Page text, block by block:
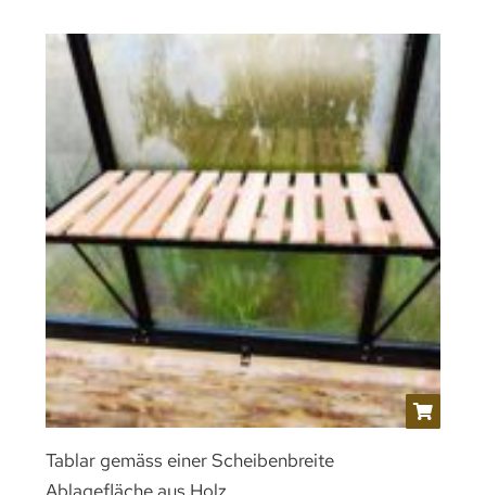
Tablar gemäss einer Scheibenbreite